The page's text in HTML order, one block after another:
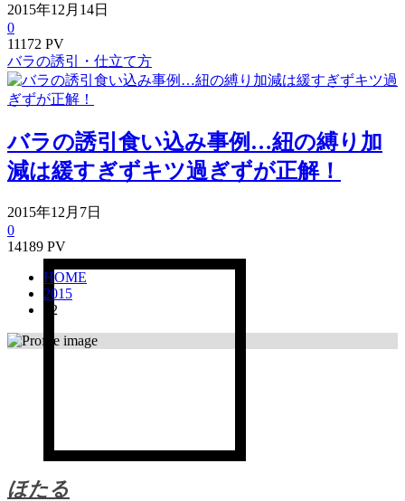
2015年12月14日
0
11172 PV
バラの誘引・仕立て方
バラの誘引食い込み事例…紐の縛り加
減は緩すぎずキツ過ぎずが正解！
2015年12月7日
0
14189 PV
HOME
2015
12
ほたる